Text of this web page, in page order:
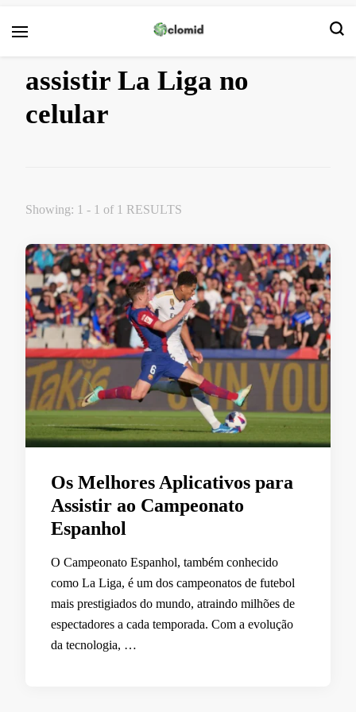
assistir La Liga no
celular
Showing: 1 - 1 of 1 RESULTS
Os Melhores Aplicativos para
Assistir ao Campeonato
Espanhol
O Campeonato Espanhol, também conhecido
como La Liga, é um dos campeonatos de futebol
mais prestigiados do mundo, atraindo milhões de
espectadores a cada temporada. Com a evolução
da tecnologia, …